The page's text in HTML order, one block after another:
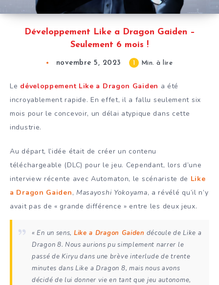
Développement Like a Dragon Gaiden –
Seulement 6 mois !
novembre 5, 2023 1 Min. à lire
Le développement Like a Dragon Gaiden a été
incroyablement rapide. En effet, il a fallu seulement six
mois pour le concevoir, un délai atypique dans cette
industrie.
Au départ, l’idée était de créer un contenu
téléchargeable (DLC) pour le jeu. Cependant, lors d’une
interview récente avec Automaton, le scénariste de Like
a Dragon Gaiden, Masayoshi Yokoyama, a révélé qu’il n’y
avait pas de « grande différence » entre les deux jeux.
« En un sens, Like a Dragon Gaiden découle de Like a
Dragon 8. Nous aurions pu simplement narrer le
passé de Kiryu dans une brève interlude de trente
minutes dans Like a Dragon 8, mais nous avons
décidé de lui donner vie en tant que jeu autonome,